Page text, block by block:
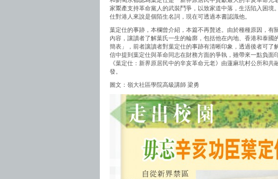
家鬻產支持革命黨人的武裝鬥爭，以致家道中落，生活陷入困境
仕對港人來說是個陌生名詞，現在可透過本書認識他。
葉定仕的事跡，本欄曾介紹，本篇不再贅述。由於種種原因，有
內容，讓讀者了解葉氏一生的輪廓，包括他在內地、香港和泰
簡表」，前者讓讀者對葉定仕的事跡有清晰印象，透過後者可了
信中提到葉定仕與革命同志在財務方面的爭執，雖帶來一點負面
《葉定仕：新界原居民中的辛亥革命元老》由蓮麻坑村公所和
發。
圖文：嶺大社區學院高級講師 梁勇